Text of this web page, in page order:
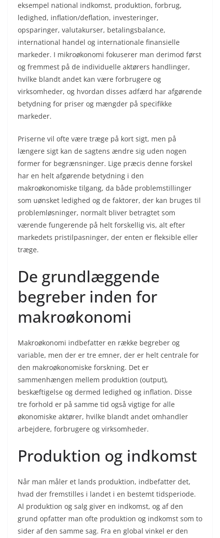
eksempel national indkomst, produktion, forbrug,
ledighed, inflation/deflation, investeringer,
opsparinger, valutakurser, betalingsbalance,
international handel og internationale finansielle
markeder. I mikroøkonomi fokuserer man derimod først
og fremmest på de individuelle aktørers handlinger,
hvilke blandt andet kan være forbrugere og
virksomheder, og hvordan disses adfærd har afgørende
betydning for priser og mængder på specifikke
markeder.
Priserne vil ofte være træge på kort sigt, men på
længere sigt kan de sagtens ændre sig uden nogen
former for begrænsninger. Lige præcis denne forskel
har en helt afgørende betydning i den
makroøkonomiske tilgang, da både problemstillinger
som uønsket ledighed og de faktorer, der kan bruges til
problemløsninger, normalt bliver betragtet som
værende fungerende på helt forskellig vis, alt efter
markedets pristilpasninger, der enten er fleksible eller
træge.
De grundlæggende
begreber inden for
makroøkonomi
Makroøkonomi indbefatter en række begreber og
variable, men der er tre emner, der er helt centrale for
den makroøkonomiske forskning. Det er
sammenhængen mellem produktion (output),
beskæftigelse og dermed ledighed og inflation. Disse
tre forhold er på samme tid også vigtige for alle
økonomiske aktører, hvilke blandt andet omhandler
arbejdere, forbrugere og virksomheder.
Produktion og indkomst
Når man måler et lands produktion, indbefatter det,
hvad der fremstilles i landet i en bestemt tidsperiode.
Al produktion og salg giver en indkomst, og af den
grund opfatter man ofte produktion og indkomst som to
sider af den samme sag. Fra en global vinkel er den